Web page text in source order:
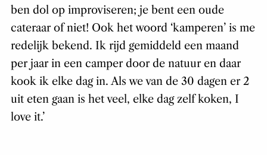
ben dol op improviseren; je bent een oude
cateraar of niet! Ook het woord ‘kamperen’ is me
redelijk bekend. Ik rijd gemiddeld een maand
per jaar in een camper door de natuur en daar
kook ik elke dag in. Als we van de 30 dagen er 2
uit eten gaan is het veel, elke dag zelf koken, I
love it.’